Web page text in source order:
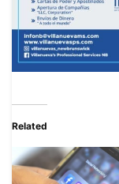
Related